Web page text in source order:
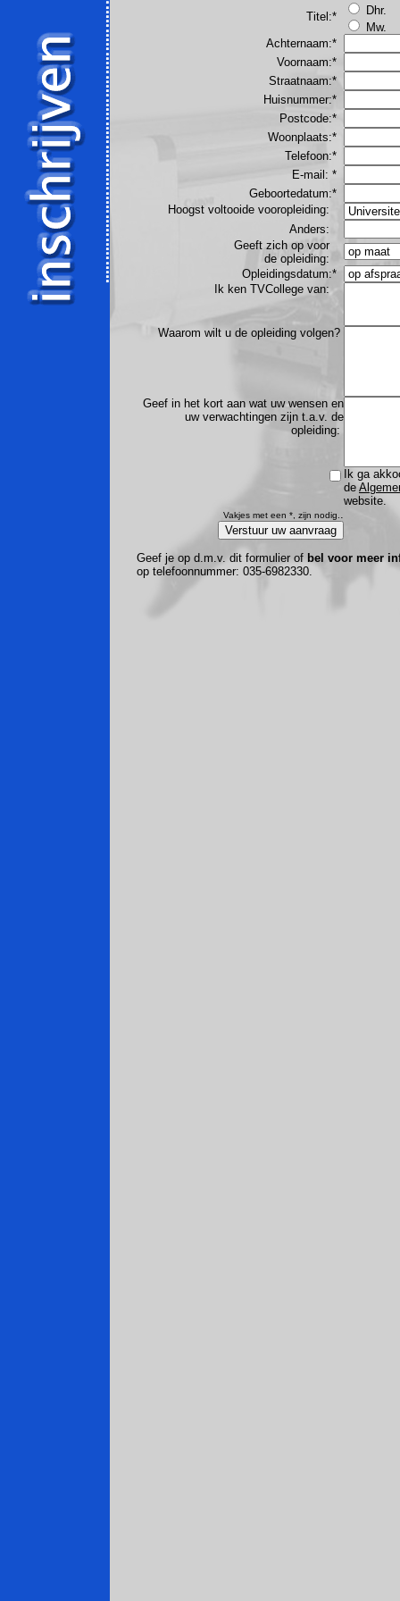
Titel:*
Dhr.
Mw.
Achternaam:*
Voornaam:*
Straatnaam:*
Huisnummer:*
Postcode:*
Woonplaats:*
Telefoon:*
E-mail: *
Geboortedatum:*
Hoogst voltooide vooropleiding:
Anders:
Geeft zich op voor
de opleiding:
Opleidingsdatum:*
Ik ken TVCollege van:
Waarom wilt u de opleiding volgen?
Geef in het kort aan wat uw wensen en
uw verwachtingen zijn t.a.v. de
opleiding:
Ik ga
de
website.
Vakjes met een *, zijn nodig. .
Geef je op d.m.v. dit formulier of bel voor meer
op telefoonnummer: 035-6982330.